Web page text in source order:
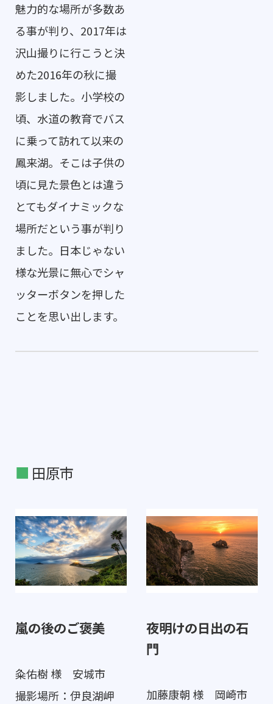
魅力的な場所が多数あ
る事が判り、2017年は
沢山撮りに行こうと決
めた2016年の秋に撮
影しました。小学校の
頃、水道の教育でバス
に乗って訪れて以来の
鳳来湖。そこは子供の
頃に見た景色とは違う
とてもダイナミックな
場所だという事が判り
ました。日本じゃない
様な光景に無心でシャ
ッターボタンを押した
ことを思い出します。
田原市
嵐の後のご褒美
粂佑樹 様 安城市
撮影場所：伊良湖岬
夜明けの日出の石
門
加藤康朝 様 岡崎市